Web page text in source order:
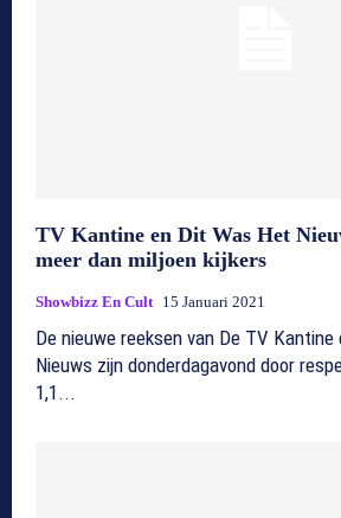
TV Kantine en Dit Was Het
meer dan miljoen kijkers
Showbizz En Cult 15 Januari 2021
De nieuwe reeksen van De TV
Nieuws zijn donderdagavond door
1,1...